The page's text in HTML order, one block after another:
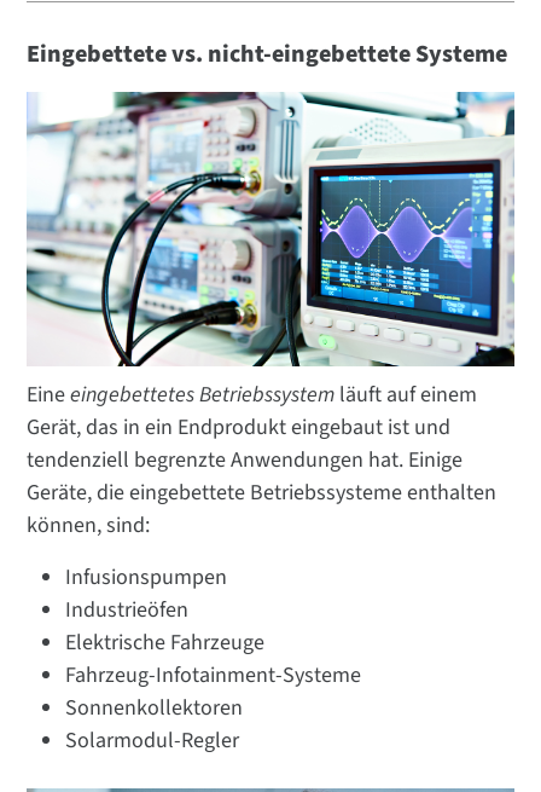
Eingebettete vs. nicht-eingebettete Systeme
Eineeingebettetes Betriebssystem läuft auf einem
Gerät, das in ein Endprodukt eingebaut ist und
tendenziell begrenzte Anwendungen hat. Einige
Geräte, die eingebettete Betriebssysteme enthalten
können, sind:
Infusionspumpen
Industrieöfen
Elektrische Fahrzeuge
Fahrzeug-Infotainment-Systeme
Sonnenkollektoren
Solarmodul-Regler